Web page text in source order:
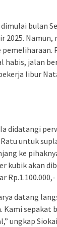
bulan
2025.
habis, jalan
libur
didatangi
untuk
ke
kubik akan
Rp.1.100.000,-
datang
sepakat
ungkap